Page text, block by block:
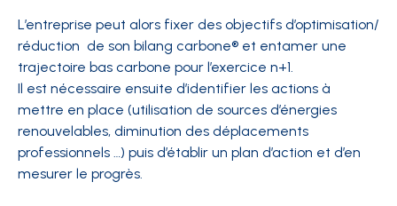
L’entreprise peut alors fixer des objectifs d’optimisation/
réduction de son bilang carbone® et entamer une
trajectoire bas carbone pour l’exercice n+1.
Il est nécessaire ensuite d’identifier les actions à
mettre en place (utilisation de sources d’énergies
renouvelables, diminution des déplacements
professionnels …) puis d’établir un plan d’action et d’en
mesurer le progrès.